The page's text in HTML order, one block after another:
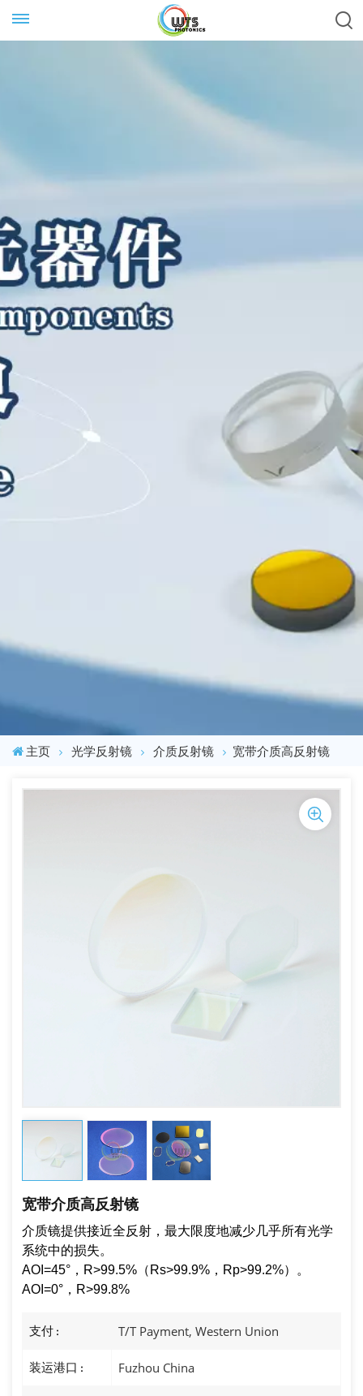
主页 光学反射镜 介质反射镜 宽带介质高反射镜
宽带介质高反射镜
介质镜提供接近全反射，最大限度地减少几乎所有光学
系统中的损失。
AOI=45°，R>99.5%（Rs>99.9%，Rp>99.2%）。
AOI=0°，R>99.8%
支付 : T/T Payment, Western Union
装运港口 : Fuzhou China